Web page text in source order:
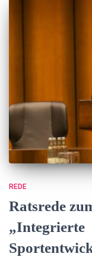
REDE
Ratsrede
„Integrierte